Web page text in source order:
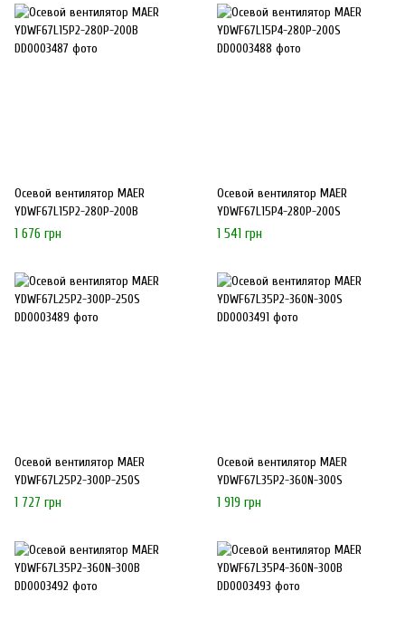
Осевой вентилятор MAER
YDWF67L15P2-280P-200B
1 676 грн
Осевой вентилятор MAER
YDWF67L15P4-280P-200S
1 541 грн
Осевой вентилятор MAER
YDWF67L25P2-300P-250S
1 727 грн
Осевой вентилятор MAER
YDWF67L35P2-360N-300S
1 919 грн